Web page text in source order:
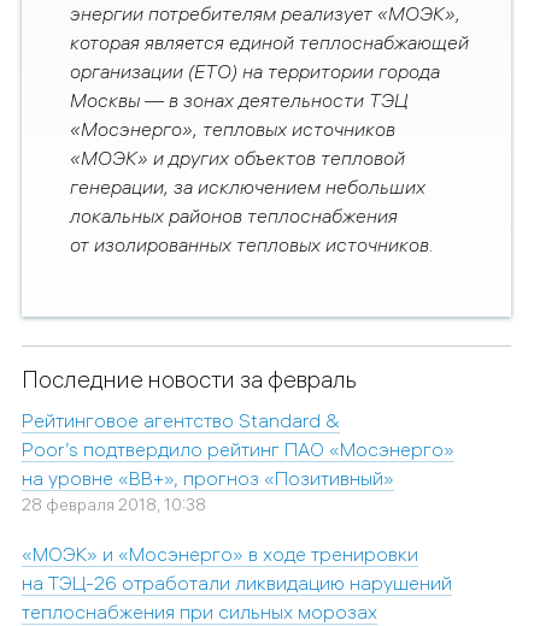
энергии потребителям реализует «МОЭК»,
которая является единой теплоснабжающей
организации (ЕТО) на территории города
Москвы — в зонах деятельности ТЭЦ
«Мосэнерго», тепловых источников
«МОЭК» и других объектов тепловой
генерации, за исключением небольших
локальных районов теплоснабжения
от изолированных тепловых источников.
Последние новости за февраль
Рейтинговое агентство Standard &
Poor’s подтвердило рейтинг ПАО «Мосэнерго»
на уровне «ВВ+», прогноз «Позитивный»
28 февраля 2018, 10:38
«МОЭК» и «Мосэнерго» в ходе тренировки
на ТЭЦ-26 отработали ликвидацию нарушений
теплоснабжения при сильных морозах